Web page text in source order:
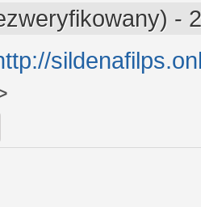
-